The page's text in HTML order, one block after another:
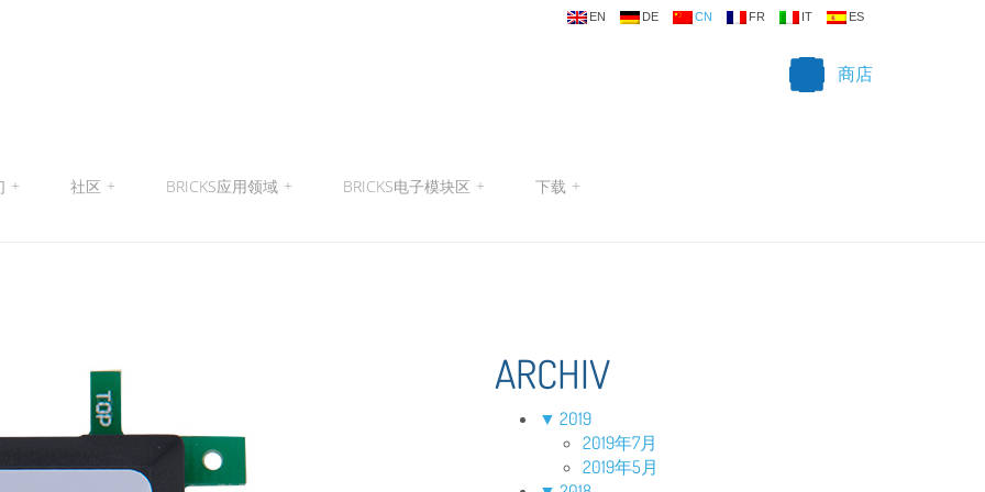
EN DE CN FR IT ES
商店
+ 社区 + BRICKS应用领域 + BRICKS电子模块区 + 下载 +
ARCHIV
▼ 2019
2019年7月
2019年5月